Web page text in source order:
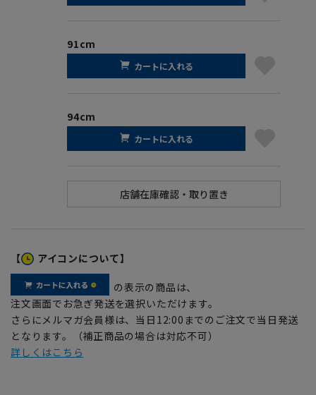
91cm
カートに入れる
94cm
カートに入れる
【 アイコンについて】
の表示の商品は、
注文画面でお急ぎ発送を選択いただけます。
さらにメルマガ会員様は、当日12:00までのご注文で当日発送
となります。（補正商品の場合は対応不可）
詳しくはこちら